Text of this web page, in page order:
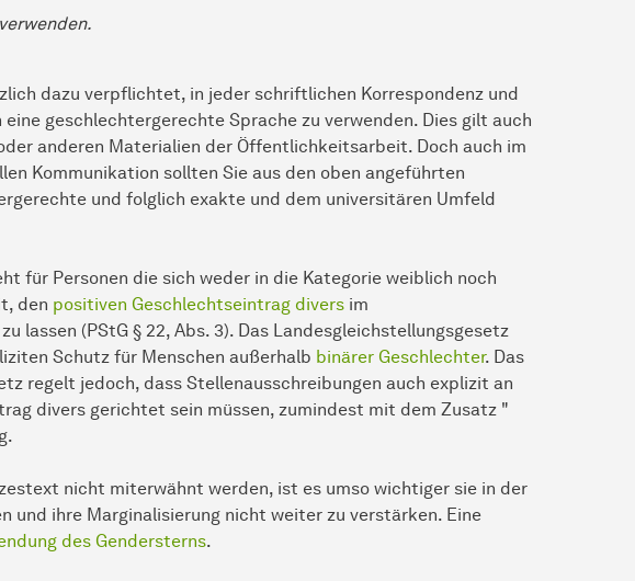
dazu verpflichtet, in jeder schriftlichen Korrespondenz und
geschlechtergerechte Sprache zu verwenden. Dies gilt auch
anderen Materialien der Öffentlichkeitsarbeit. Doch auch im
Kommunikation sollten Sie aus den oben angeführten
und folglich exakte und dem universitären Umfeld
für Personen die sich weder in die Kategorie weiblich noch
den positiven Geschlechtseintrag divers im
lassen (PStG § 22, Abs. 3). Das Landesgleichstellungsgesetz
Schutz für Menschen außerhalb binärer Geschlechter. Das
regelt jedoch, dass Stellenausschreibungen auch explizit an
divers gerichtet sein müssen, zumindest mit dem Zusatz "
nicht miterwähnt werden, ist es umso wichtiger sie in der
und ihre Marginalisierung nicht weiter zu verstärken. Eine
des Gendersterns.